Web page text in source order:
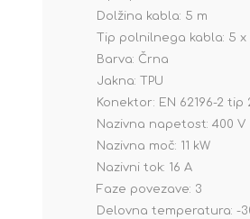
Dolžina kabla: 5 m
Tip polnilnega kabla: 5 x
Barva: Črna
Jakna: TPU
Konektor: EN 62196-2 tip
Nazivna napetost: 400 V
Nazivna moč: 11 kW
Nazivni tok: 16 A
Faze povezave: 3
Delovna temperatura: -